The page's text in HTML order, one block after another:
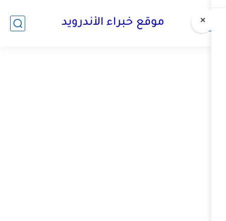
خبراء الأندرويد